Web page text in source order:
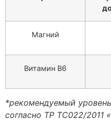
Магний
Витамин В6
*рекомендуемый
согласно ТР ТС022/2011